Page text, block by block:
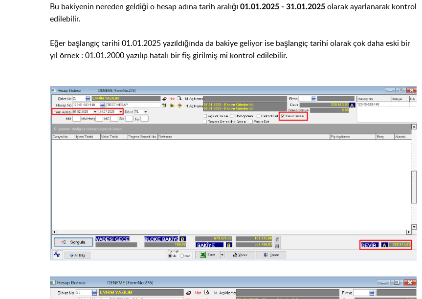
Bu bakiyenin nereden geldiği o hesap adına tarih aralığı 01.01.2025 - 31.01.2025 olarak ayarlanarak kontrol
edilebilir.
Eğer başlangıç tarihi 01.01.2025 yazıldığında da bakiye geliyor ise başlangıç tarihi olarak çok daha eski bir
yıl örnek : 01.01.2000 yazılıp hatalı bir fiş girilmiş mi kontrol edilebilir.